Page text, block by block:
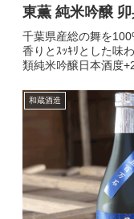
東薫 純米吟醸
千葉県産総の舞を
香りとｽｯｷﾘとした味
類純米吟醸日本酒度
c36-
に入れる お支払・送
和蔵酒造